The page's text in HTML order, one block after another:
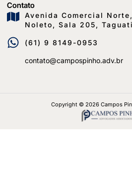
Contato
Avenida Comercial
Noleto, Sala 205,
(61) 9 8149-0953
contato@campospinho.adv.br
Copyright © 2026 Campos